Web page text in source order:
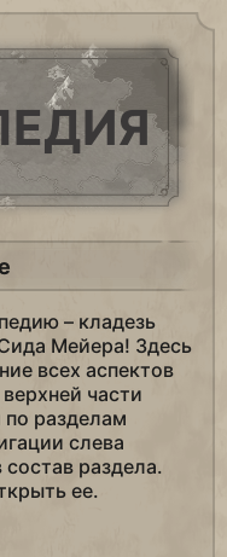
– кладезь
Мейера! Здесь
всех аспектов
части
разделам
слева
раздела.
ее.